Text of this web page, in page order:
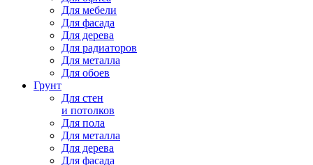
Для мебели
Для фасада
Для дерева
Для радиаторов
Для металла
Для обоев
Грунт
Для стен
и потолков
Для пола
Для металла
Для дерева
Для фасада